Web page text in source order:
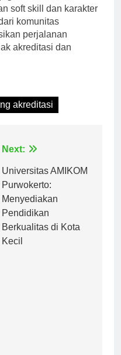
memberikan
soft skill dan karakter
komunitas
perjalanan
akreditasi dan
akreditasi
Universitas AMIKOM
Purwokerto:
Menyediakan
Pendidikan
Berkualitas di Kota